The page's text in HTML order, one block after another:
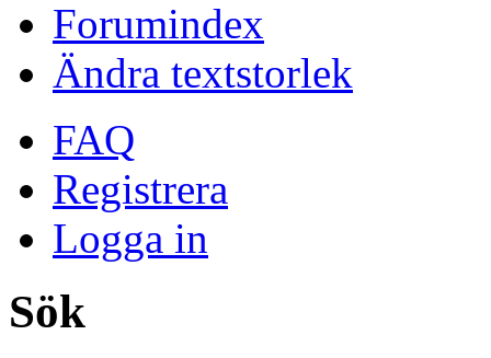
Forumindex
Ändra textstorlek
FAQ
Registrera
Logga in
Sök